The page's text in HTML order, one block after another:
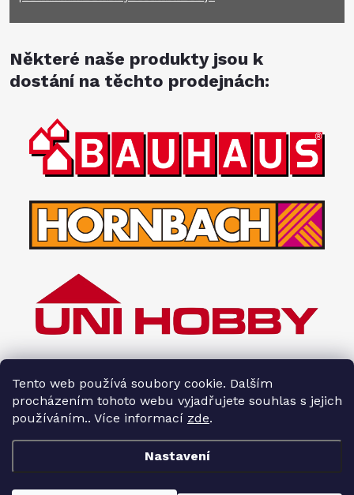
Tento web používá soubory cookie. Dalším
procházením tohoto webu vyjadřujete souhlas s jejich
používáním.. Více informací zde.
Nastavení
Některé naše produkty jsou k
dostání na těchto prodejnách: